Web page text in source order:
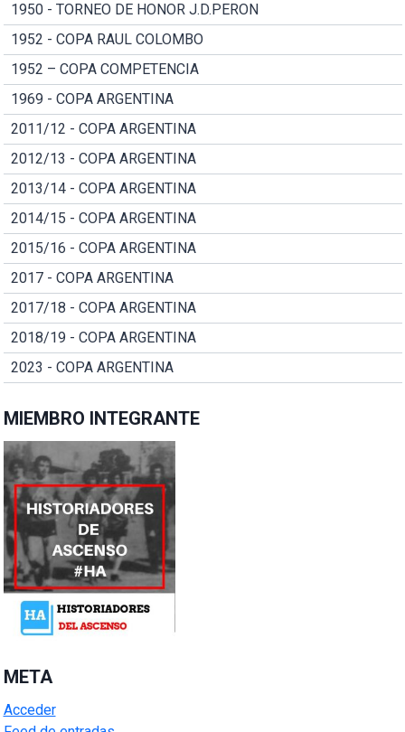
1950 - TORNEO DE HONOR J.D.PERON
1952 - COPA RAUL COLOMBO
1952 – COPA COMPETENCIA
1969 - COPA ARGENTINA
2011/12 - COPA ARGENTINA
2012/13 - COPA ARGENTINA
2013/14 - COPA ARGENTINA
2014/15 - COPA ARGENTINA
2015/16 - COPA ARGENTINA
2017 - COPA ARGENTINA
2017/18 - COPA ARGENTINA
2018/19 - COPA ARGENTINA
2023 - COPA ARGENTINA
MIEMBRO INTEGRANTE
META
Acceder